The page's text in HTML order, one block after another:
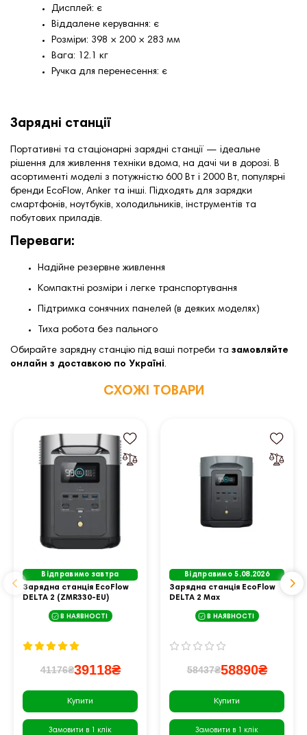
Дисплей: є
Віддалене керування: є
Розміри: 398 × 200 × 283 мм
Вага: 12.1 кг
Ручка для перенесення: є
Зарядні станції
Портативні та стаціонарні зарядні станції — ідеальне
рішення для живлення техніки вдома, на дачі чи в дорозі. В
асортименті моделі з потужністю 600 Вт і 2000 Вт, популярні
бренди EcoFlow, Anker та інші. Підходять для зарядки
смартфонів, ноутбуків, холодильників, інструментів та
побутових приладів.
Переваги:
Надійне резервне живлення
Компактні розміри і легке транспортування
Підтримка сонячних панелей (в деяких моделях)
Тиха робота без пального
Обирайте зарядну станцію під ваші потреби та замовляйте
онлайн з доставкою по Україні.
СХОЖІ ТОВАРИ
Відправимо завтра
Зарядна станція EcoFlow
DELTA 2 (ZMR330-EU)
В НАЯВНОСТІ
41176₴39118₴
Купити
Замовити в 1 клік
Відправимо 5.08.2026
Зарядна станція EcoFlow
DELTA 2 Max
В НАЯВНОСТІ
58437₴58890₴
Купити
Замовити в 1 клік